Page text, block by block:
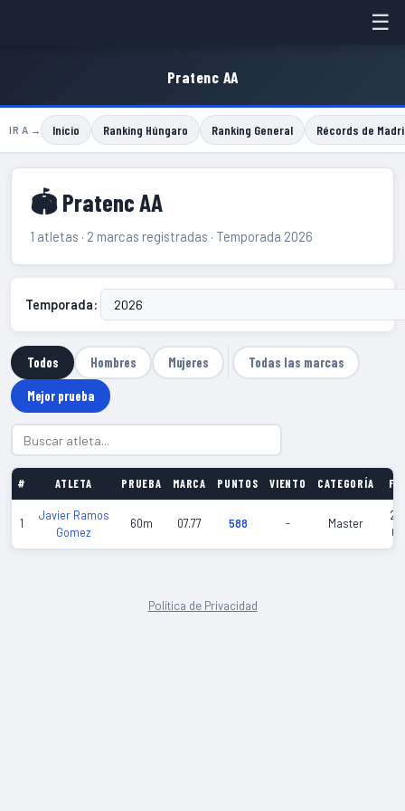
☰
Pratenc AA
IR A → Inicio Ranking Húngaro Ranking General Récords de
🏟 Pratenc AA
1 atletas · 2 marcas registradas · Temporada 2026
Temporada:
Todos Hombres Mujeres Todas las marcas
Mejor prueba
# ATLETA PRUEBA MARCA PUNTOS VIENTO CATEGORÍA
1
Javier Ramos
Gomez
60m 07.77 588 - Master
Política de Privacidad